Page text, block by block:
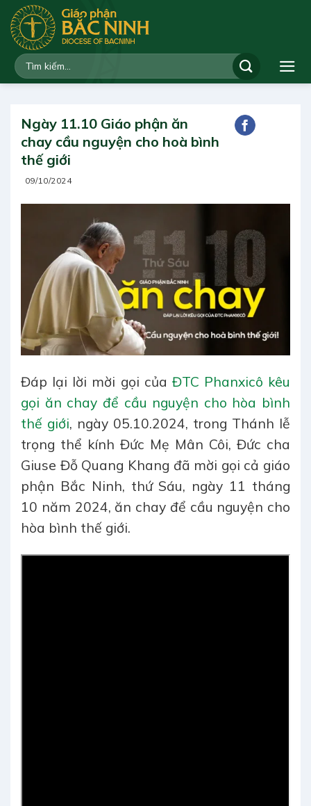
qua
dung
Ngày 11.10 Giáo phận ăn
chay cầu nguyện cho hoà bình
thế giới
09/10/2024
Đáp lại lời mời gọi của ĐTC Phanxicô kêu
gọi ăn chay để cầu nguyện cho hòa bình
thế giới, ngày 05.10.2024, trong Thánh lễ
trọng thể kính Đức Mẹ Mân Côi, Đức cha
Giuse Đỗ Quang Khang đã mời gọi cả giáo
phận Bắc Ninh, thứ Sáu, ngày 11 tháng
10 năm 2024, ăn chay để cầu nguyện cho
hòa bình thế giới.